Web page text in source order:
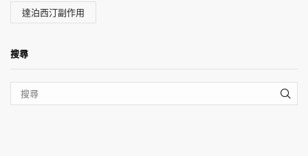
達泊西汀副作用
搜尋